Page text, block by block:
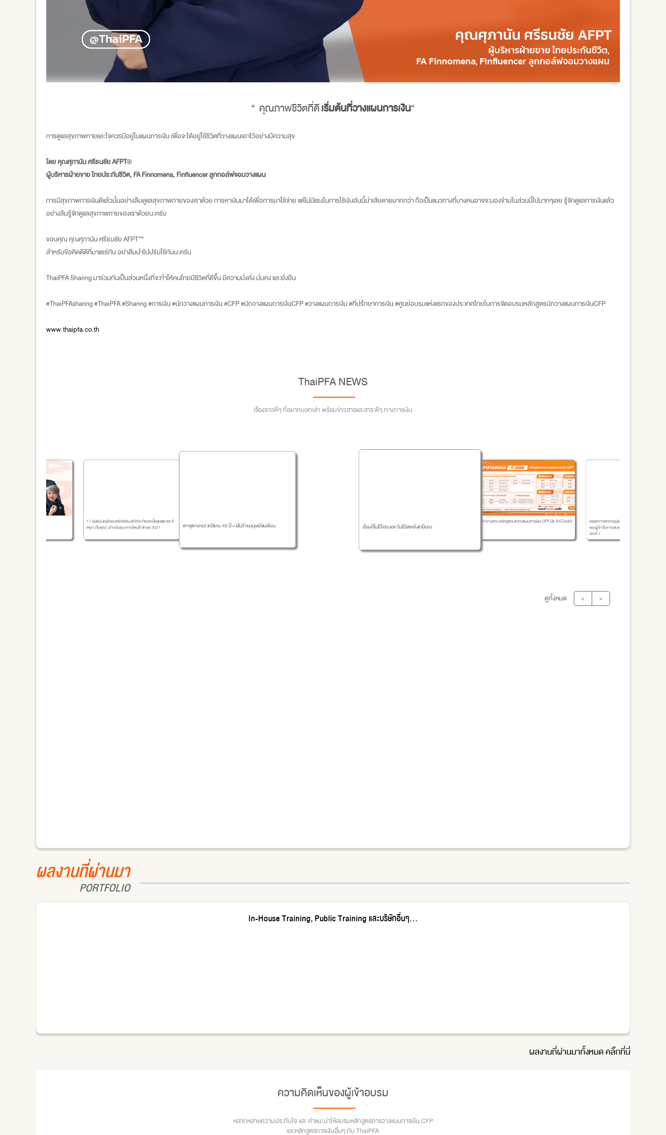
“ คุณภาพชีวิตที่ดีเริ่มต้นที่วางแผนการเงิน“
การดูแลสุขภาพกายและใจควรมีอยู่ในแผนการเงิน เพื่อจะได้อยู่ใช้ชีวิตที่วางแผนเอาไว้อย่างมีความสุข
โดย คุณศุภานัน ศรีธนชัย AFPT®
ผู้บริหารฝ่ายขาย ไทยประกันชีวิต, FA Finnomena, Finfluencer ลูกกอล์ฟจอมวางแผน
การมีสุขภาพการเงินดีแล้วนั้นอย่างลืมดูแลสุขภาพกายของเราด้วย การหาเงินมาได้เพื่อการมาใช้จ่าย แต่ไม่มีแรงในการใช้เงินอันนี้น่าเสียดายมากกว่า ถือเป็นแนวทางที่บางคนอาจจะมองข้ามในส่วนนี้ไปมากๆเลย รู้จักดูแลการเงินแล้ว
อย่างลืมรู้จักดูแลสุขภาพกายของเราด้วยนะครับ
ขอบคุณ คุณศุภานัน ศรีธนชัย AFPT™
สำหรับข้อคิดดีดีที่มาแชร์กัน อย่าลืมนำไปปรับใช้กันนะครับ
ThaiPFA Sharing มาร่วมกันเป็นส่วนหนึ่งที่จะทำให้คนไทยมีชีวิตที่ดีขึ้น มีความมั่งคั่ง มั่นคง และยั่งยืน
#ThaiPFAsharing #ThaiPFA #Sharing #การเงิน #นักวางแผนการเงิน #CFP #นักวางแผนการเงินCFP #วางแผนการเงิน #ที่ปรึกษาการเงิน #ศูนย์อบรมแห่งแรกของประเทศไทยในการจัดอบรมหลักสูตรนักวางแผนการเงินCFP
www.thaipfa.co.th
ThaiPFA NEWS
เรื่องราวดีๆ ที่อยากบอกเล่า พร้อมข่าวสารและสาระดีๆ ทางการเงิน
17 อันดับบัญชีออมทรัพย์แบบดิจิทัล ที่ดอกเบี้ยสูงสุด และที่
เหมาะกับคุณ | ฝากเงินธนาคารไหนดี ล่าสุด 2021
พายุตกงาน! เกษียณ 45 ปี = ฝันร้ายมนุษย์เงินเดือน ตารางสอบ หลักสูตรนักวางแผนการเงิน CFP ประจำปี 2569 บรรยากาศความมุ่งมั่นสู่เส้นทางวิชาชีพนักวางแผนการเงิน
ของผู้เข้ารับการอบรมหลักสูตรการวางแผนการเงิน CFP ชุด
ดูทั้งหมด < >
ผลงานที่ผ่านมา
PORTFOLIO
In-House Training, Public Training และบริษัทอื่นๆ...
ผลงานที่ผ่านมาทั้งหมดคลิ๊กที่นี่
ความคิดเห็นของผู้เข้าอบรม
หลากหลายความประทับใจ และ คำแนะนำให้อบรมหลักสูตรการวางแผนการเงิน CFP
และหลักสูตรการเงินอื่นๆ กับ ThaiPFA